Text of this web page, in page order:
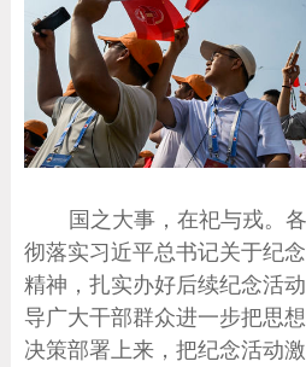
国之大事，在祀与戎。
彻落实习近平总书记关于纪
精神，扎实办好后续纪念活
导广大干部群众进一步把思
决策部署上来，把纪念活动